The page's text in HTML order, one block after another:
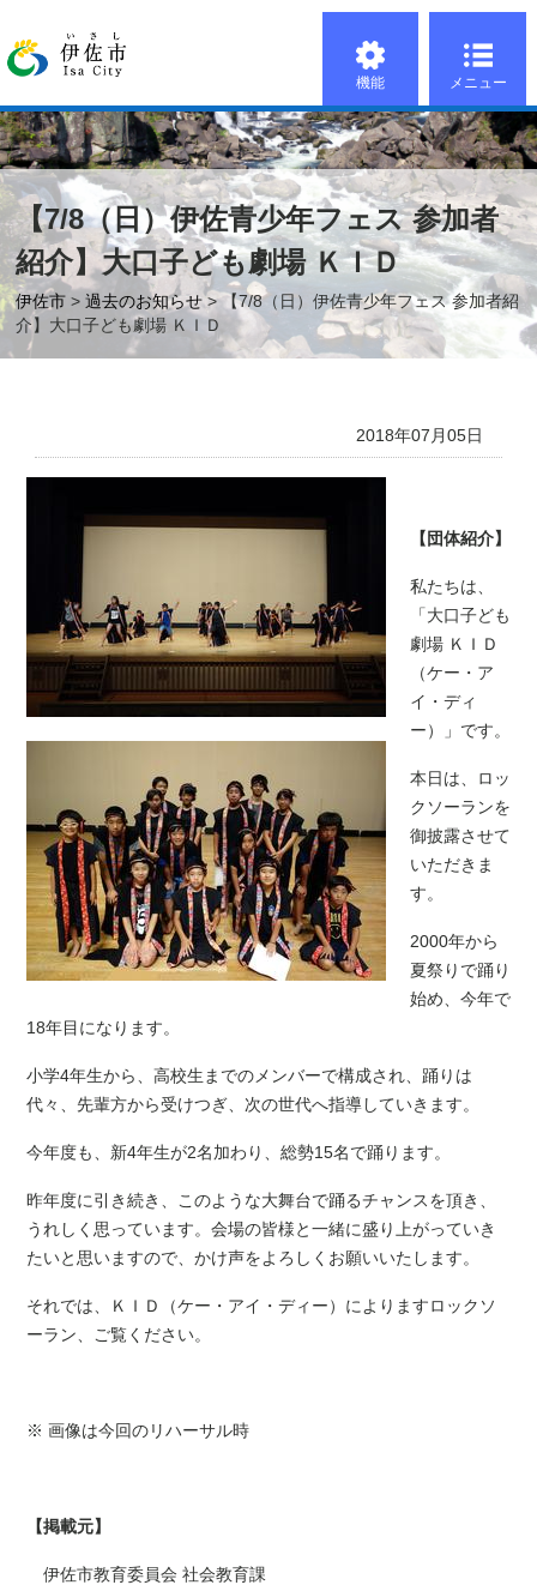
機能 メニュー
【7/8（日）伊佐青少年フェス 参加者
紹介】大口子ども劇場 ＫＩＤ
伊佐市 >過去のお知らせ> 【7/8（日）伊佐青少年フェス 参加者紹
介】大口子ども劇場 ＫＩＤ
2018年07月05日
【団体紹介】
私たちは、
「大口子ども
劇場 ＫＩＤ
（ケー・ア
イ・ディ
ー）」です。
本日は、ロッ
クソーランを
御披露させて
いただきま
す。
2000年から
夏祭りで踊り
始め、今年で
18年目になります。
小学4年生から、高校生までのメンバーで構成され、踊りは
代々、先輩方から受けつぎ、次の世代へ指導していきます。
今年度も、新4年生が2名加わり、総勢15名で踊ります。
昨年度に引き続き、このような大舞台で踊るチャンスを頂き、
うれしく思っています。会場の皆様と一緒に盛り上がっていき
たいと思いますので、かけ声をよろしくお願いいたします。
それでは、ＫＩＤ（ケー・アイ・ディー）によりますロックソ
ーラン、ご覧ください。
※ 画像は今回のリハーサル時
【掲載元】
伊佐市教育委員会 社会教育課